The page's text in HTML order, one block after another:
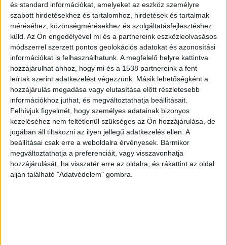
és standard információkat, amelyeket az eszköz személyre
szabott hirdetésekhez és tartalomhoz, hirdetések és tartalmak
méréséhez, közönségmérésekhez és szolgáltatásfejlesztéshez
küld. Az Ön engedélyével mi és a partnereink eszközleolvasásos
módszerrel szerzett pontos geolokációs adatokat és azonosítási
információkat is felhasználhatunk. A megfelelő helyre kattintva
hozzájárulhat ahhoz, hogy mi és a 1538 partnereink a fent
leírtak szerint adatkezelést végezzünk. Másik lehetőségként a
hozzájárulás megadása vagy elutasítása előtt részletesebb
információkhoz juthat, és megváltoztathatja beállításait.
Felhívjuk figyelmét, hogy személyes adatainak bizonyos
kezeléséhez nem feltétlenül szükséges az Ön hozzájárulása, de
jogában áll tiltakozni az ilyen jellegű adatkezelés ellen. A
beállításai csak erre a weboldalra érvényesek. Bármikor
megváltoztathatja a preferenciáit, vagy visszavonhatja
hozzájárulását, ha visszatér erre az oldalra, és rákattint az oldal
alján található "Adatvédelem" gombra.
Rosszul lett az utas
Vasárnap délután rosszul lett egy utas a
Budapest-Kelenföldről 13:35-kor induló
Scarbantia InterCityn –számolt beróla az ATV.hu
egyik olvasója. Az utas szerint a vonaton már az
indulástól nem működött a klímaberendezés, a
kocsikban pedig alig volt levegő. A hőség miatt
többen is nehezen viselték az utazást.